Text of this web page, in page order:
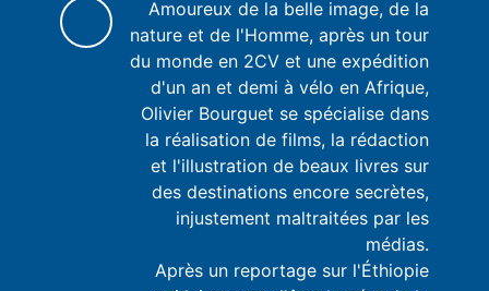
Amoureux de la belle image, de la
nature et de l'Homme, après un tour
du monde en 2CV et une expédition
d'un an et demi à vélo en Afrique,
Olivier Bourguet se spécialise dans
la réalisation de films, la rédaction
et l'illustration de beaux livres sur
des destinations encore secrètes,
injustement maltraitées par les
médias.
Après un reportage sur l'Éthiopie